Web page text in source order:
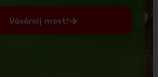
Vásárolj most!